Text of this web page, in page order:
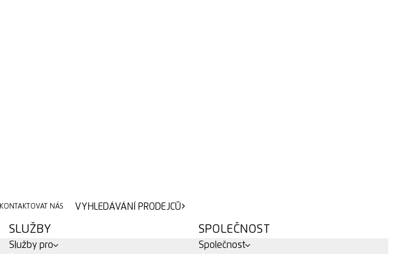
KONTAKTOVAT NÁS
VYHLEDÁVÁNÍ PRODEJCŮ
SLUŽBY
Služby pro
SPOLEČNOST
Společnost